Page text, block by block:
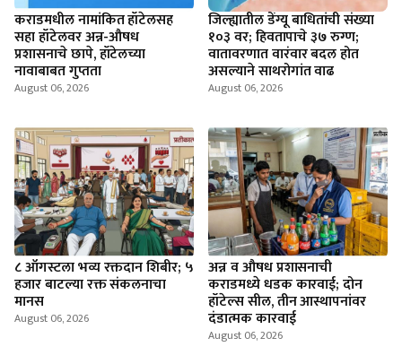
कराडमधील नामांकित हॉटेलसह
सहा हॉटेलवर अन्न-औषध
प्रशासनाचे छापे, हॉटेलच्या
नावाबाबत गुप्तता
August 06, 2026
जिल्ह्यातील डेंग्यू बाधितांची संख्या
१०३ वर; हिवतापाचे ३७ रुग्ण;
वातावरणात वारंवार बदल होत
असल्याने साथरोगांत वाढ
August 06, 2026
८ ऑगस्टला भव्य रक्तदान शिबीर; ५
हजार बाटल्या रक्त संकलनाचा
मानस
August 06, 2026
अन्न व औषध प्रशासनाची
कराडमध्ये धडक कारवाई; दोन
हॉटेल्स सील, तीन आस्थापनांवर
दंडात्मक कारवाई
August 06, 2026